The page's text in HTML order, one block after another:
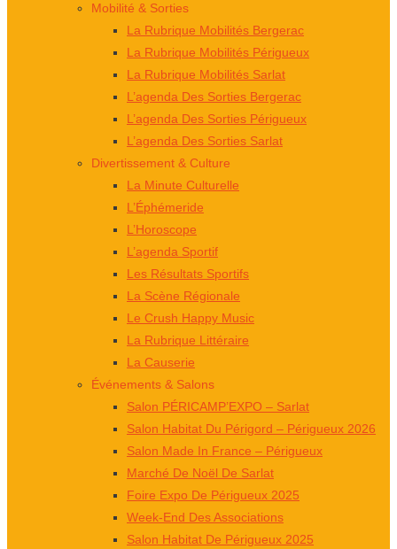
Mobilité & Sorties
La Rubrique Mobilités Bergerac
La Rubrique Mobilités Périgueux
La Rubrique Mobilités Sarlat
L’agenda Des Sorties Bergerac
L’agenda Des Sorties Périgueux
L’agenda Des Sorties Sarlat
Divertissement & Culture
La Minute Culturelle
L’Éphémeride
L’Horoscope
L’agenda Sportif
Les Résultats Sportifs
La Scène Régionale
Le Crush Happy Music
La Rubrique Littéraire
La Causerie
Événements & Salons
Salon PÉRICAMP’EXPO – Sarlat
Salon Habitat Du Périgord – Périgueux 2026
Salon Made In France – Périgueux
Marché De Noël De Sarlat
Foire Expo De Périgueux 2025
Week-End Des Associations
Salon Habitat De Périgueux 2025